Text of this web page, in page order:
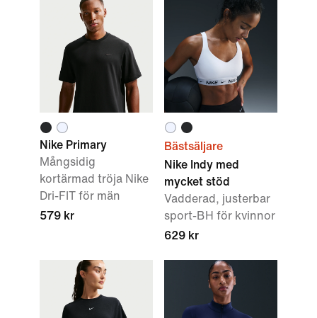
Nike Primary
Mångsidig
kortärmad tröja Nike
Dri-FIT för män
579 kr
Bästsäljare
Nike Indy med
mycket stöd
Vadderad, justerbar
sport-BH för kvinnor
629 kr